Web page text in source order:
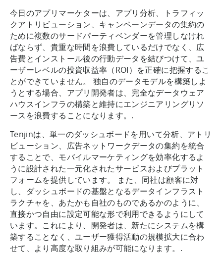
今日のアプリマーケターは、アプリ分析、トラフィッ
クアトリビューション、キャンペーンデータの集約の
ために複数のサードパーティベンダーを管理しなけれ
ばならず、貴重な時間を浪費しているだけでなく、広
告費とインストール後の行動データを結びつけて、ユ
ーザーレベルの投資収益率（ROI）を正確に把握するこ
とができていません。 独自のデータモデルを構築しよ
うとする場合、アプリ開発者は、完全なデータウェア
ハウスインフラの構築と維持にエンジニアリングリソ
ースを浪費することになります。.
Tenjinは、単一のダッシュボードを用いて分析、アトリ
ビューション、広告ネットワークデータの集約を統合
することで、モバイルマーケティングを効率化するよ
うに設計された一元化されたサービスおよびプラット
フォームを提供しています。 また、同社は顧客に対
し、ダッシュボードの基盤となるデータインフラスト
ラクチャを、あたかも自社のものであるかのように、
直接かつ自由に設定可能な形で利用できるようにして
います。これにより、開発者は、新たにシステムを構
築することなく、ユーザー獲得活動の規模拡大に合わ
せて、より高度な取り組みが可能になります。.